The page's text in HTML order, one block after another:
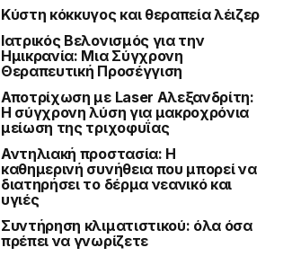
Κύστη κόκκυγος και θεραπεία λέιζερ
Ιατρικός Βελονισμός για την
Ημικρανία: Μια Σύγχρονη
Θεραπευτική Προσέγγιση
Αποτρίχωση με Laser Αλεξανδρίτη:
Η σύγχρονη λύση για μακροχρόνια
μείωση της τριχοφυΐας
Αντηλιακή προστασία: Η
καθημερινή συνήθεια που μπορεί να
διατηρήσει το δέρμα νεανικό και
υγιές
Συντήρηση κλιματιστικού: όλα όσα
πρέπει να γνωρίζετε